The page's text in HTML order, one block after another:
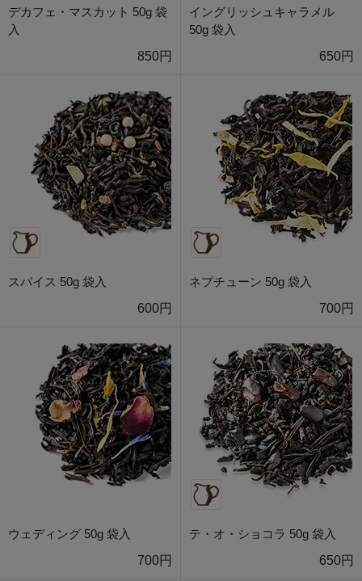
デカフェ・マスカット 50g 袋
入
850円
イングリッシュキャラメル
50g 袋入
650円
スパイス 50g 袋入
600円
ネプチューン 50g 袋入
700円
ウェディング 50g 袋入
700円
テ・オ・ショコラ 50g 袋入
650円